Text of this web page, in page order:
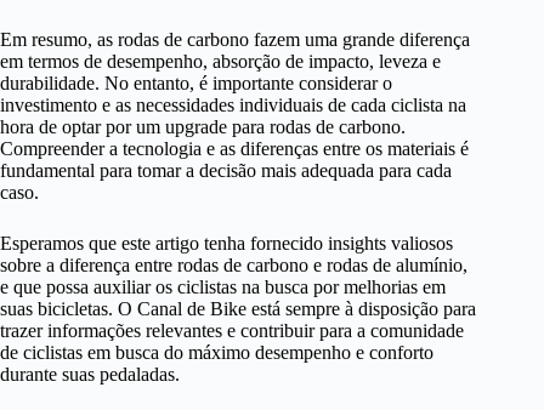
Em resumo, as rodas de carbono fazem uma grande diferença
em termos de desempenho, absorção de impacto, leveza e
durabilidade. No entanto, é importante considerar o
investimento e as necessidades individuais de cada ciclista na
hora de optar por um upgrade para rodas de carbono.
Compreender a tecnologia e as diferenças entre os materiais é
fundamental para tomar a decisão mais adequada para cada
caso.
Esperamos que este artigo tenha fornecido insights valiosos
sobre a diferença entre rodas de carbono e rodas de alumínio,
e que possa auxiliar os ciclistas na busca por melhorias em
suas bicicletas. O Canal de Bike está sempre à disposição para
trazer informações relevantes e contribuir para a comunidade
de ciclistas em busca do máximo desempenho e conforto
durante suas pedaladas.